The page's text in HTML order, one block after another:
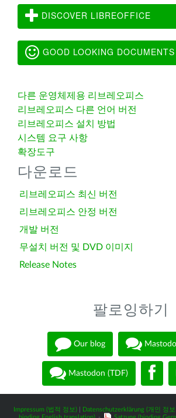
DISCOVER LIBREOFFICE
GOOD LOOKING DOCUMENTS
다른 운영체제용 리브레오피스
리브레오피스 다른 언어 버전
리브레오피스 설치 방법
시스템 요구 사항
확장도구
다운로드
리브레오피스 최신 버전
리브레오피스 안정 버전
개발 버전
무설치 버전 및 DVD 이미지
Release Notes
팔로잉하기
Our blog
Mastodon (TDF)
Impressum (법적 정보) Datenschutzerklärung (개인 정